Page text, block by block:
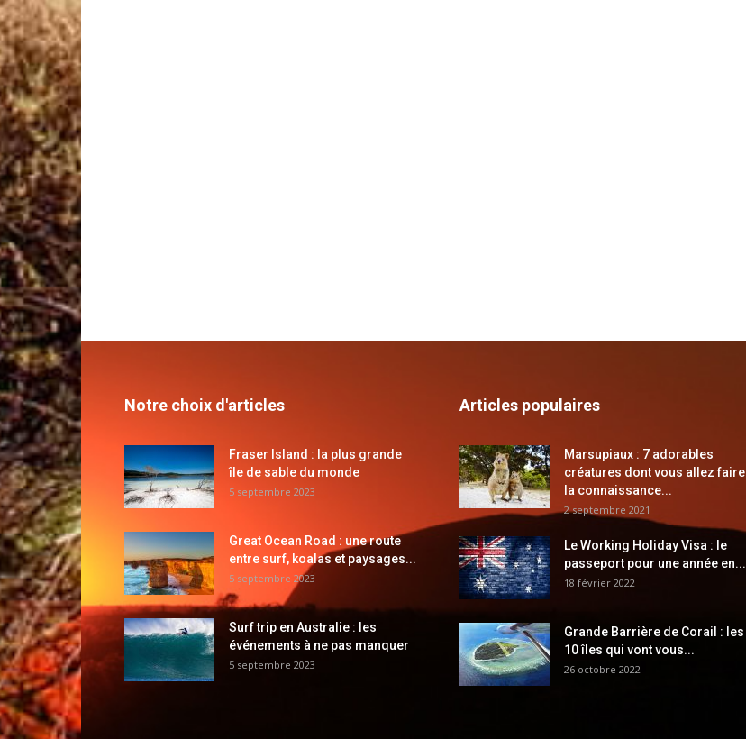
Notre choix d'articles
Fraser Island : la plus grande
île de sable du monde
5 septembre 2023
Great Ocean Road : une route
entre surf, koalas et paysages...
5 septembre 2023
Surf trip en Australie : les
événements à ne pas manquer
5 septembre 2023
Articles populaires
Marsupiaux : 7 adorables
créatures dont vous allez faire
la connaissance...
2 septembre 2021
Le Working Holiday Visa : le
passeport pour une année en...
18 février 2022
Grande Barrière de Corail : les
10 îles qui vont vous...
26 octobre 2022